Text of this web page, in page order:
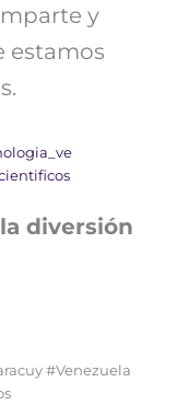
y
estamos
diversión
#Venezuela